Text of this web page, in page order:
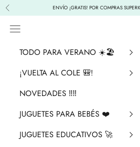
Ir al contenido
Anterior ENVÍO ¡GRATIS! POR COMPRAS
Menú
TODO PARA VERANO ☀️🏖️
¡VUELTA AL COLE 🎒!
NOVEDADES ‼️​‼️​
JUGUETES PARA BEBÉS ❤️​
JUGUETES EDUCATIVOS 🚀